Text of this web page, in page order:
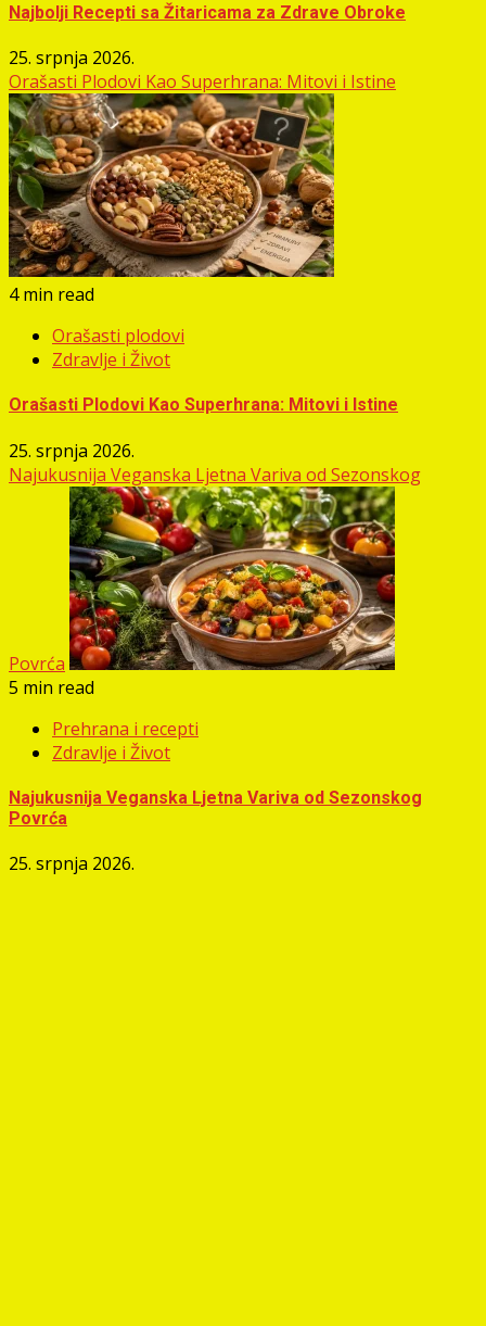
Najbolji Recepti sa Žitaricama za Zdrave Obroke
25. srpnja 2026.
Orašasti Plodovi Kao Superhrana: Mitovi i Istine
4 min read
Orašasti plodovi
Zdravlje i Život
Orašasti Plodovi Kao Superhrana: Mitovi i Istine
25. srpnja 2026.
Najukusnija Veganska Ljetna Variva od Sezonskog
Povrća
5 min read
Prehrana i recepti
Zdravlje i Život
Najukusnija Veganska Ljetna Variva od Sezonskog
Povrća
25. srpnja 2026.